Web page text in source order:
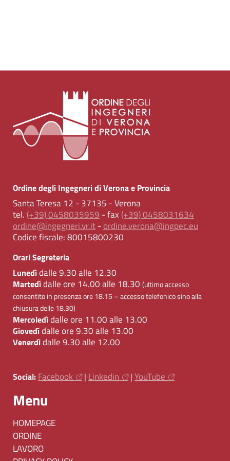
Ordine degli Ingegneri di Verona e Provincia
Santa Teresa 12 - 37135 - Verona
tel. (+39) 0458035959 - fax (+39) 0458031634
ordine@ingegneri.vr.it-ordine.verona@ingpec.eu
Codice fiscale:80015800230
Orari Segreteria
Lunedìdalle 9.30 alle 12.30
Martedìdalle ore 14.00 alle 18.30 (ultimo accesso
consentito in presenza ore 18.15 – accesso telefonico sino alla
chiusura delle 18.30)
Mercoledìdalle ore 11.00 alle 13.00
Giovedìdalle ore 9.30 alle 13.00
Venerdìdalle 9.30 alle 12.00
Social: Facebook | Linkedin | YouTube
Menu
HOMEPAGE
ORDINE
LAVORO